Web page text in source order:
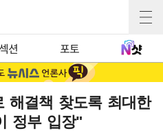
섹션 포토
해결책 찾도록 최대한
정부 입장"